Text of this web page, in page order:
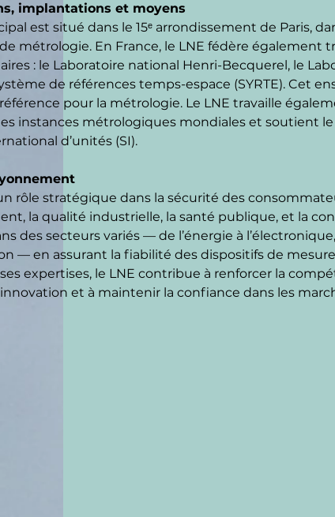
implantations et moyens
est situé dans le 15ᵉ arrondissement de Paris,
métrologie. En France, le LNE fédère également
: le Laboratoire national Henri-Becquerel, le
de références temps-espace (SYRTE). Cet
pour la métrologie. Le LNE travaille
instances métrologiques mondiales et soutient
d’unités (SI).
rôle stratégique dans la sécurité des
la qualité industrielle, la santé publique, et la
des secteurs variés — de l’énergie à
— en assurant la fiabilité des dispositifs de
expertises, le LNE contribue à renforcer la
et à maintenir la confiance dans les